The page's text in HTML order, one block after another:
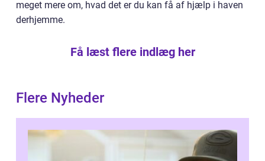
meget mere om, hvad det er du kan få af hjælp i haven
derhjemme.
Få læst flere indlæg her
Flere Nyheder